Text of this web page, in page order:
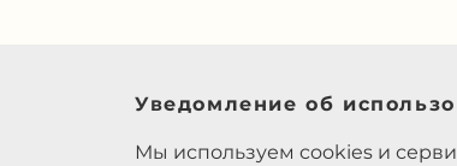
Уведомление об
Мы используем cookies и